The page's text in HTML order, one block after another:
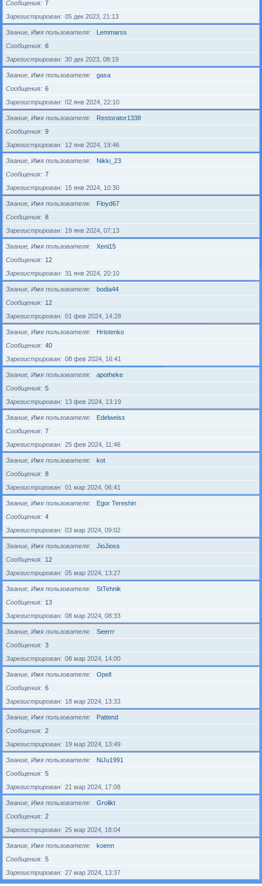
Сообщения
7
Зарегистрирован
05 дек 2023, 21:13
Звание, Имя пользователя
Lemmarss
Сообщения
6
Зарегистрирован
30 дек 2023, 08:19
Звание, Имя пользователя
gasa
Сообщения
6
Зарегистрирован
02 янв 2024, 22:10
Звание, Имя пользователя
Restorator1338
Сообщения
9
Зарегистрирован
12 янв 2024, 19:46
Звание, Имя пользователя
Nikki_23
Сообщения
7
Зарегистрирован
15 янв 2024, 10:30
Звание, Имя пользователя
Floyd67
Сообщения
8
Зарегистрирован
19 янв 2024, 07:13
Звание, Имя пользователя
Xeni15
Сообщения
12
Зарегистрирован
31 янв 2024, 20:10
Звание, Имя пользователя
bodia44
Сообщения
12
Зарегистрирован
01 фев 2024, 14:28
Звание, Имя пользователя
Hristenko
Сообщения
40
Зарегистрирован
08 фев 2024, 16:41
Звание, Имя пользователя
apotheke
Сообщения
5
Зарегистрирован
13 фев 2024, 13:19
Звание, Имя пользователя
Edelweiss
Сообщения
7
Зарегистрирован
25 фев 2024, 11:46
Звание, Имя пользователя
kot
Сообщения
8
Зарегистрирован
01 мар 2024, 06:41
Звание, Имя пользователя
Egor Tereshin
Сообщения
4
Зарегистрирован
03 мар 2024, 09:02
Звание, Имя пользователя
JioJioss
Сообщения
12
Зарегистрирован
05 мар 2024, 13:27
Звание, Имя пользователя
StTehnik
Сообщения
13
Зарегистрирован
08 мар 2024, 08:33
Звание, Имя пользователя
Seerrr
Сообщения
3
Зарегистрирован
08 мар 2024, 14:00
Звание, Имя пользователя
Opell
Сообщения
6
Зарегистрирован
18 мар 2024, 13:33
Звание, Имя пользователя
Pattend
Сообщения
2
Зарегистрирован
19 мар 2024, 13:49
Звание, Имя пользователя
NiJu1991
Сообщения
5
Зарегистрирован
21 мар 2024, 17:08
Звание, Имя пользователя
Grolikt
Сообщения
2
Зарегистрирован
25 мар 2024, 18:04
Звание, Имя пользователя
koenn
Сообщения
5
Зарегистрирован
27 мар 2024, 13:37